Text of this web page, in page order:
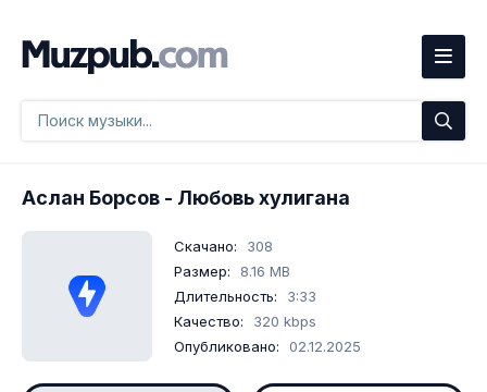
Аслан Борсов - Любовь хулигана
Скачано:
308
Размер:
8.16 MB
Длительность:
3:33
Качество:
320 kbps
Опубликовано:
02.12.2025